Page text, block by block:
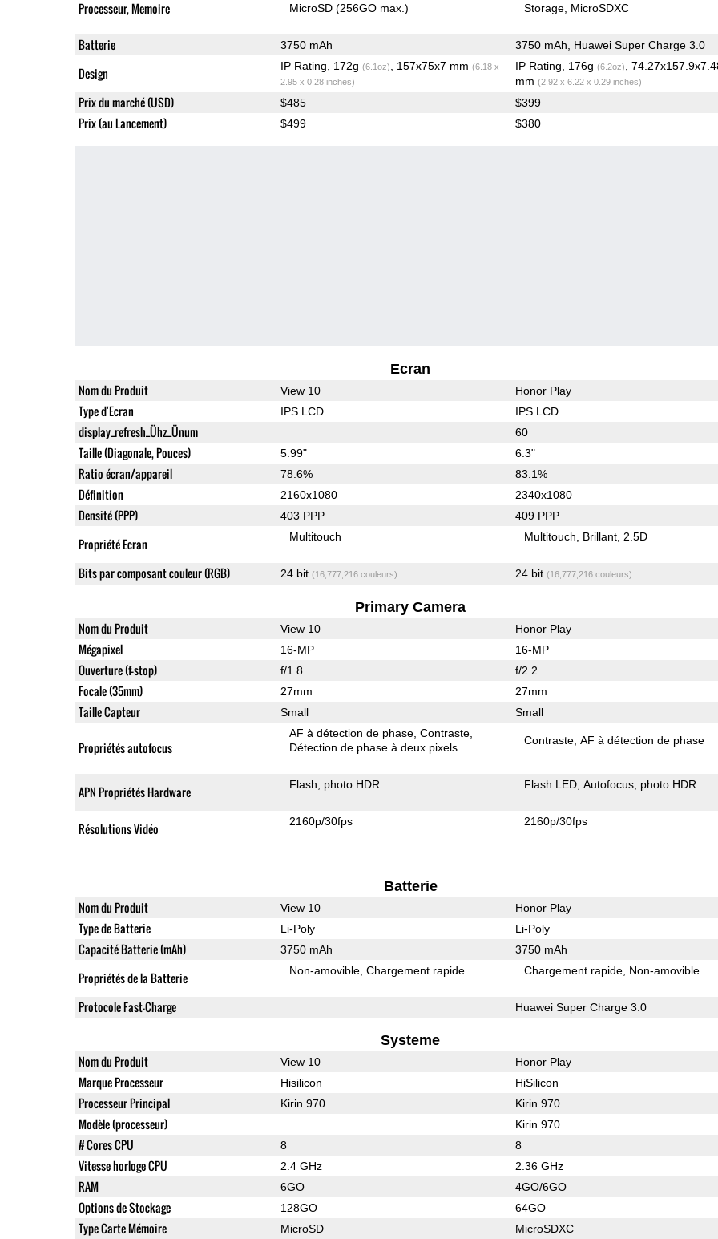
Processeur, Memoire
MicroSD (256GO max.)
Storage MicroSDXC
Batterie 3750 mAh 3750 mAh, Huawei Super Charge 3.0
Design IP Rating, 172g (6.1oz) , 157x75x7 mm (6.18 x
2.95 x 0.28 inches)
IP Rating, 176g (6.2oz)
,
mm (2.92 x 6.22 x 0.29 inches)
Prix du marché (USD) $485 $399
Prix (au Lancement) $499 $380
Ecran
Nom du Produit View 10 Honor Play
Type d'Ecran IPS LCD IPS LCD
display_refresh_Ühz_Ünum 60
Taille (Diagonale, Pouces) 5.99" 6.3"
Ratio écran/appareil 78.6% 83.1%
Définition 2160x1080 2340x1080
Densité (PPP) 403 PPP 409 PPP
Propriété Ecran Multitouch Multitouch Brillant 2.5D
Bits par composant couleur (RGB) 24 bit (16,777,216 couleurs) 24 bit (16,777,216 couleurs)
Primary Camera
Nom du Produit View 10 Honor Play
Mégapixel 16-MP 16-MP
Ouverture (f-stop) f/1.8 f/2.2
Focale (35mm) 27mm 27mm
Taille Capteur Small Small
Propriétés autofocus
AF à détection de phase Contraste
Détection de phase à deux pixels
Contraste AF à détection de phase
APN Propriétés Hardware Flash photo HDR Flash LED Autofocus photo HDR
Résolutions Vidéo 2160p/30fps 2160p/30fps
Batterie
Nom du Produit View 10 Honor Play
Type de Batterie Li-Poly Li-Poly
Capacité Batterie (mAh) 3750 mAh 3750 mAh
Propriétés de la Batterie Non-amovible Chargement rapide Chargement rapide Non-amovible
Protocole Fast-Charge Huawei Super Charge 3.0
Systeme
Nom du Produit View 10 Honor Play
Marque Processeur Hisilicon HiSilicon
Processeur Principal Kirin 970 Kirin 970
Modèle (processeur) Kirin 970
# Cores CPU 8 8
Vitesse horloge CPU 2.4 GHz 2.36 GHz
RAM 6GO 4GO/6GO
Options de Stockage 128GO 64GO
Type Carte Mémoire MicroSD MicroSDXC